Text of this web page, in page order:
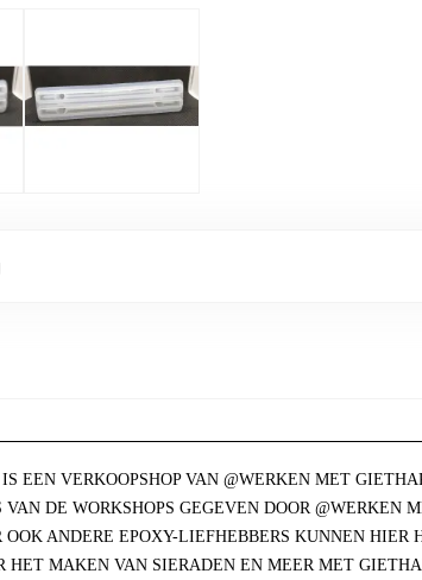
IS EEN VERKOOPSHOP VAN @WERKEN MET
VAN DE WORKSHOPS GEGEVEN DOOR @WERKEN
OOK ANDERE EPOXY-LIEFHEBBERS KUNNEN HIER
HET MAKEN VAN SIERADEN EN MEER MET